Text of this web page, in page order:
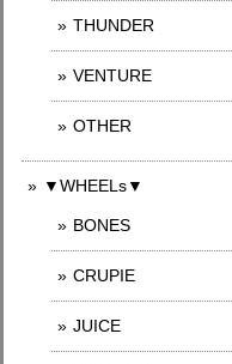
THUNDER
VENTURE
OTHER
▼WHEELs▼
BONES
CRUPIE
JUICE